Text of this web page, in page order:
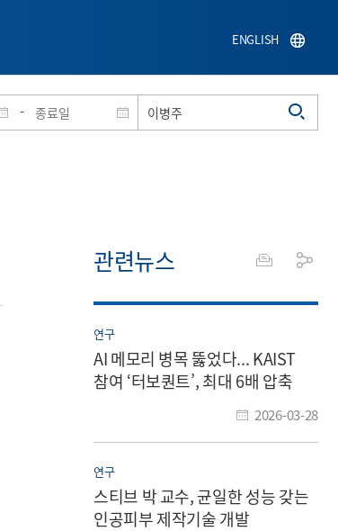
-
ENGLISH
관련뉴스
연구
AI 메모리 병목 뚫었다... KAIST
참여 ‘터보퀀트’, 최대 6배 압축
2026-03-28
연구
스티브 박 교수, 균일한 성능 갖는
인공피부 제작기술 개발